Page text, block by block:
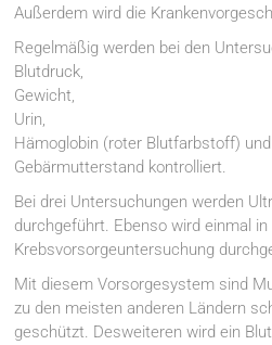
Außerdem wird die
Regelmäßig werden bei den
Blutdruck,
Gewicht,
Urin,
Hämoglobin (roter Blutfarbstoff) und
Gebärmutterstand kontrolliert.
Bei drei Untersuchungen werden
durchgeführt. Ebenso wird einmal
Krebsvorsorgeuntersuchung
Mit diesem Vorsorgesystem sind
zu den meisten anderen Ländern
geschützt. Desweiteren wird ein